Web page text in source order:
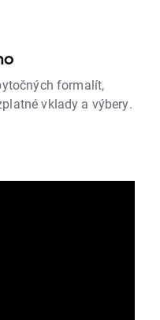
formalít,
vklady a výbery.